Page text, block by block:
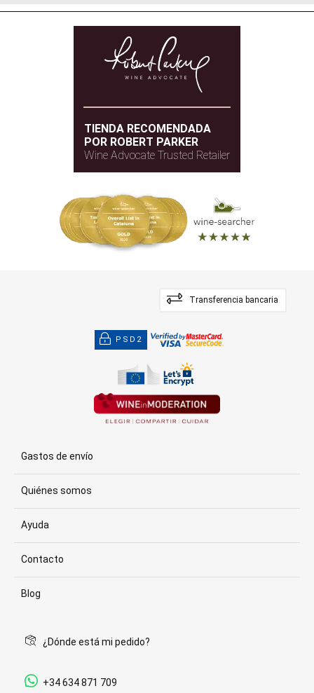
TIENDA RECOMENDADA
POR ROBERT PARKER
Wine Advocate Trusted Retailer
Transferencia bancaria
PSD2
Gastos de envío
Quiénes somos
Ayuda
Contacto
Blog
¿Dónde está mi pedido?
+34 634 871 709